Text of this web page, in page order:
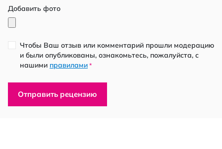
Добавить фото
Чтобы Ваш отзыв или комментарий прошли модерацию
и были опубликованы, ознакомьтесь, пожалуйста, с
нашими правилами *
Отправить рецензию